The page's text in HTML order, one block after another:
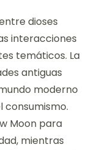
dioses
interacciones
temáticos. La
antiguas
moderno
Moon para
mientras